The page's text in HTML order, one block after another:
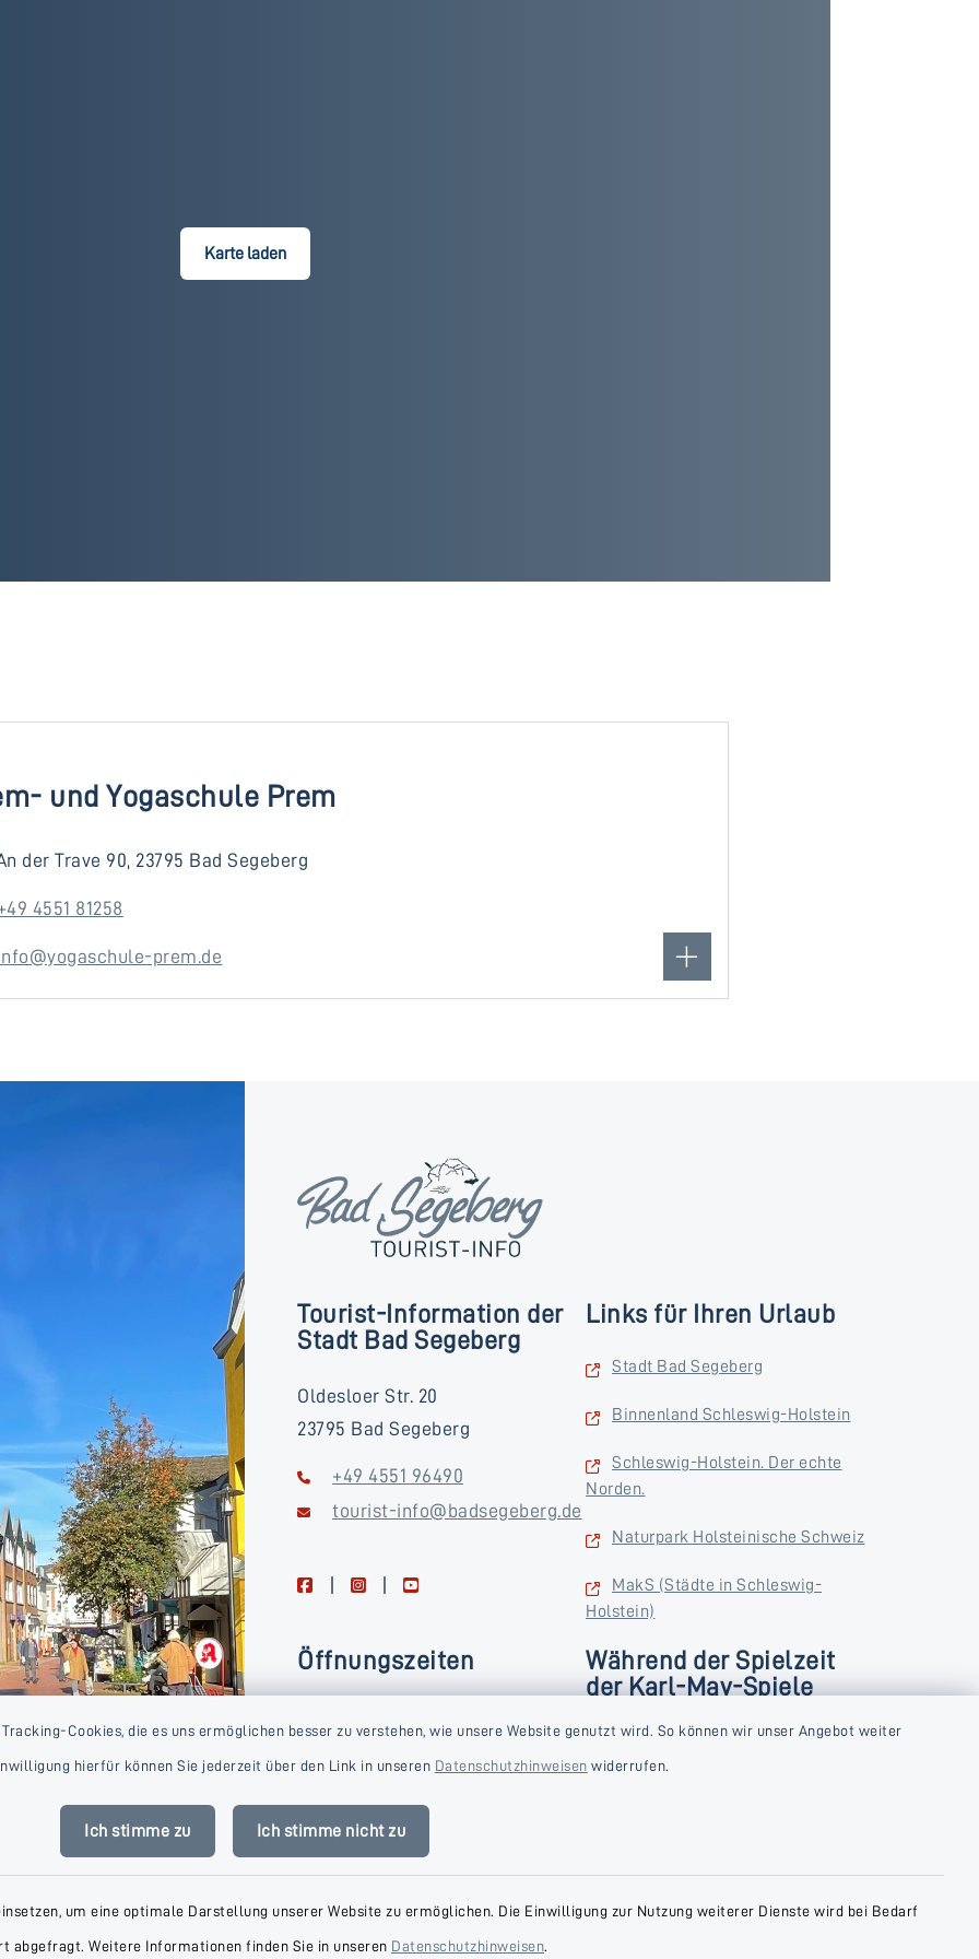
Cookies, die es uns ermöglichen besser zu verstehen, wie unsere Website genutzt wird. So können wir unser Angebot weiter
hierfür können Sie jederzeit über den Link in unseren Datenschutzhinweisen widerrufen.
Ich stimme zu Ich stimme nicht zu
um eine optimale Darstellung unserer Website zu ermöglichen. Die Einwilligung zur Nutzung weiterer Dienste wird bei Bedarf
abgefragt. Weitere Informationen finden Sie in unseren Datenschutzhinweisen.
Karte laden
und Yogaschule Prem
der Trave 90, 23795 Bad Segeberg
4551 81258
prem.de
Tourist-Information der
Stadt Bad Segeberg
Oldesloer Str. 20
23795 Bad Segeberg
+49 4551 96490
tourist-info@badsegeberg.de
facebookinstagramyoutube
Links für Ihren Urlaub
Stadt Bad Segeberg
Binnenland Schleswig-Holstein
Schleswig-Holstein. Der echte
Norden.
Naturpark Holsteinische Schweiz
MakS (Städte in Schleswig-
Holstein)
Öffnungszeiten
Freitag
09:00-16:00 Uhr
Mittwoch
09:00-14:00 Uhr
Während der Spielzeit
der Karl-May-Spiele
Donnerstag und Freitag